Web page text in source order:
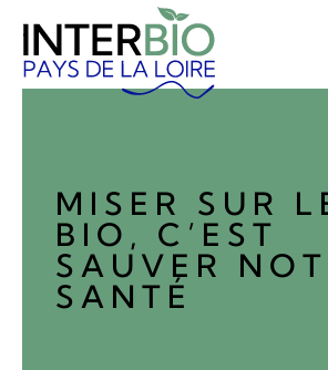
MISER SUR
BIO, C’EST
SAUVER
SANTÉ
Panneau de gestion des cookies